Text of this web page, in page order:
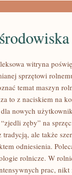
witryna
sprzętowi
temat maszyn
to z naciskiem na
nowych
zęby” na
tradycją, ale także
odniesienia.
rolnicze. W
prac,